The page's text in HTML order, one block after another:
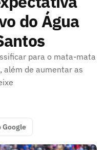
do Água
para o mata-mata
além de aumentar as
Google